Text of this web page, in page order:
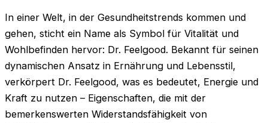
In einer Welt, in der Gesundheitstrends kommen und
gehen, sticht ein Name als Symbol für Vitalität und
Wohlbefinden hervor: Dr. Feelgood. Bekannt für seinen
dynamischen Ansatz in Ernährung und Lebensstil,
verkörpert Dr. Feelgood, was es bedeutet, Energie und
Kraft zu nutzen – Eigenschaften, die mit der
bemerkenswerten Widerstandsfähigkeit von